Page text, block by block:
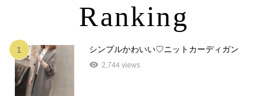
Ranking
1 シンプルかわいい♡ニットカーディガン
2,744 views